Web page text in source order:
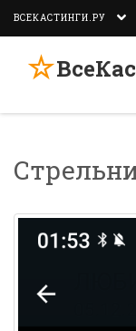
ВСЕКАСТИНГИ.РУ
☆